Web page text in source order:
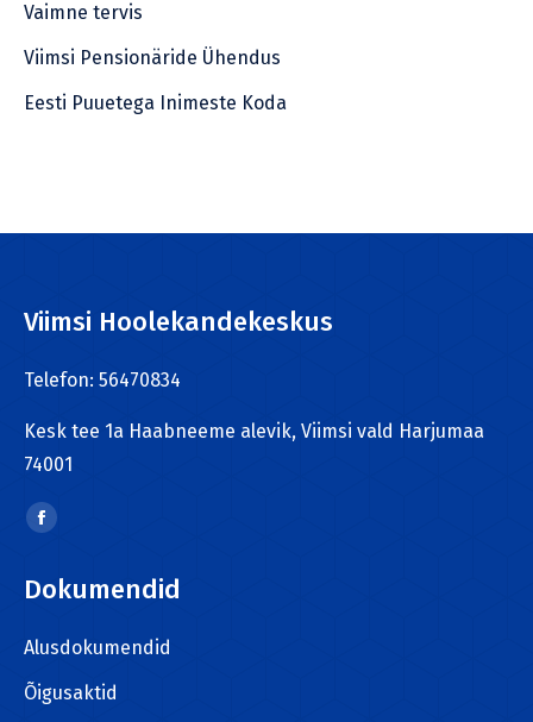
Vaimne tervis
Viimsi Pensionäride Ühendus
Eesti Puuetega Inimeste Koda
Viimsi Hoolekandekeskus
Telefon: 56470834
Kesk tee 1a Haabneeme alevik, Viimsi vald Harjumaa
74001
Find us on:
Facebook
opens
new
window
Dokumendid
Alusdokumendid
Õigusaktid